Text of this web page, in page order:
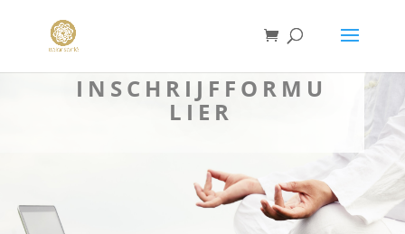
INSCHRIJFFORMU
LIER